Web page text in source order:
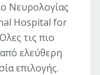
Νευρολογίας
Hospital for
τις πιο
ελεύθερη
επιλογής.